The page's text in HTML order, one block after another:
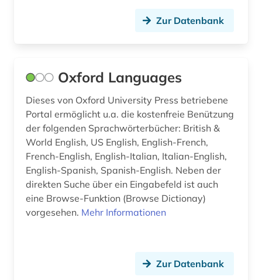
Zur Datenbank
Oxford Languages
Dieses von Oxford University Press betriebene
Portal ermöglicht u.a. die kostenfreie Benützung
der folgenden Sprachwörterbücher: British &
World English, US English, English-French,
French-English, English-Italian, Italian-English,
English-Spanish, Spanish-English. Neben der
direkten Suche über ein Eingabefeld ist auch
eine Browse-Funktion (Browse Dictionay)
vorgesehen. Mehr Informationen
Zur Datenbank